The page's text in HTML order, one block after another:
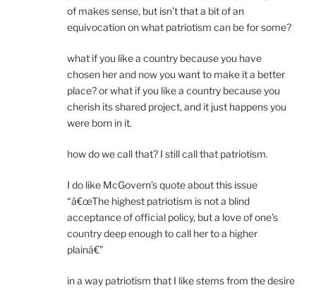
of makes sense, but isn’t that a bit of an
equivocation on what patriotism can be for some?
what if you like a country because you have
chosen her and now you want to make it a better
place? or what if you like a country because you
cherish its shared project, and it just happens you
were born in it.
how do we call that? I still call that patriotism.
I do like McGovern’s quote about this issue
“â€œThe highest patriotism is not a blind
acceptance of official policy, but a love of one’s
country deep enough to call her to a higher
plainâ€”
in a way patriotism that I like stems from the desire